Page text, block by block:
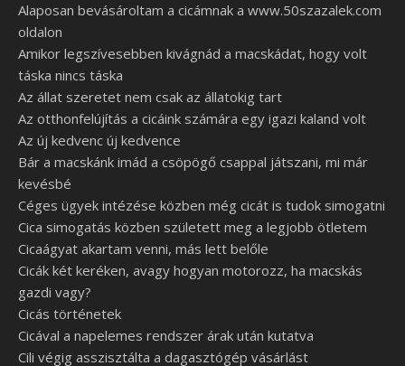
Alaposan bevásároltam a cicámnak a www.50szazalek.com
oldalon
Amikor legszívesebben kivágnád a macskádat, hogy volt
táska nincs táska
Az állat szeretet nem csak az állatokig tart
Az otthonfelújítás a cicáink számára egy igazi kaland volt
Az új kedvenc új kedvence
Bár a macskánk imád a csöpögő csappal játszani, mi már
kevésbé
Céges ügyek intézése közben még cicát is tudok simogatni
Cica simogatás közben született meg a legjobb ötletem
Cicaágyat akartam venni, más lett belőle
Cicák két keréken, avagy hogyan motorozz, ha macskás
gazdi vagy?
Cicás történetek
Cicával a napelemes rendszer árak után kutatva
Cili végig asszisztálta a dagasztógép vásárlást